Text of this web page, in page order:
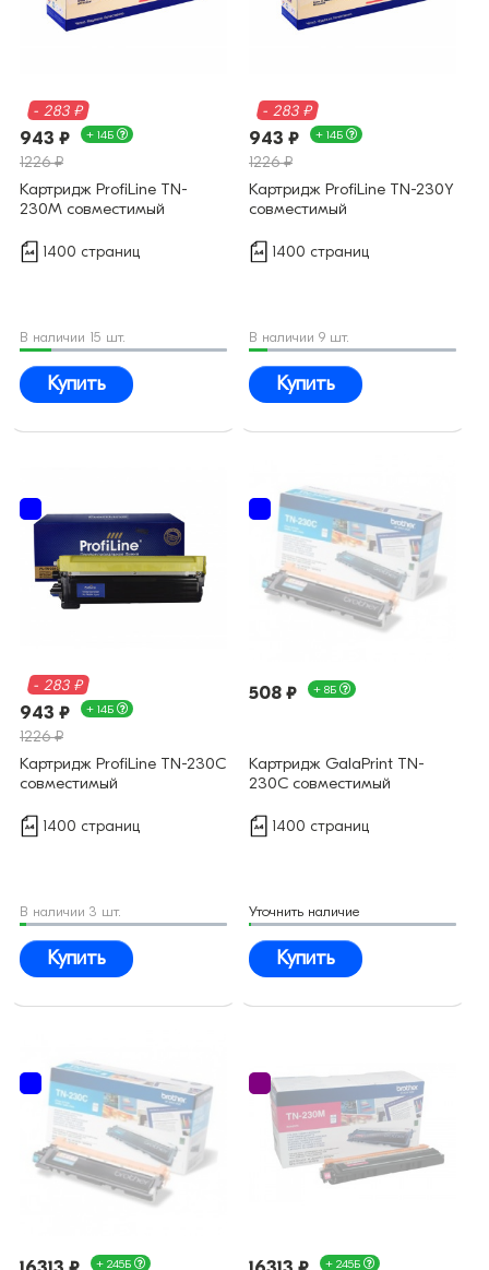
- 283 ₽
943 ₽ + 14Б
1226 ₽
Картридж ProfiLine TN-
230M совместимый
1400 страниц
В наличии 15 шт.
Купить
- 283 ₽
943 ₽ + 14Б
1226 ₽
Картридж ProfiLine TN-230Y
совместимый
1400 страниц
В наличии 9 шт.
Купить
- 283 ₽
943 ₽ + 14Б
1226 ₽
Картридж ProfiLine TN-230C
совместимый
1400 страниц
В наличии 3 шт.
Купить
508 ₽ + 8Б
Картридж GalaPrint TN-
230C совместимый
1400 страниц
Уточнить наличие
Купить
+ 245Б + 245Б